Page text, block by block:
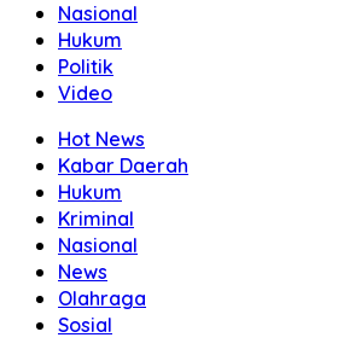
Nasional
Hukum
Politik
Video
Hot News
Kabar Daerah
Hukum
Kriminal
Nasional
News
Olahraga
Sosial